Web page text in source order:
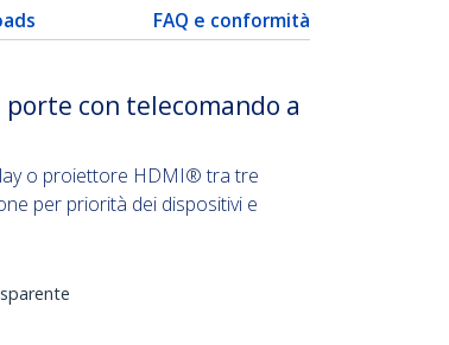
FAQ e conformità
con telecomando a
o proiettore HDMI® tra tre
per priorità dei dispositivi e